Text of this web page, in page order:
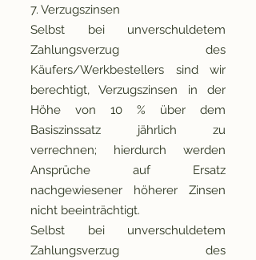
7. Verzugszinsen
Selbst bei unverschuldetem
Zahlungsverzug des
Käufers/Werkbestellers sind wir
berechtigt, Verzugszinsen in der
Höhe von 10 % über dem
Basiszinssatz jährlich zu
verrechnen; hierdurch werden
Ansprüche auf Ersatz
nachgewiesener höherer Zinsen
nicht beeinträchtigt.
Selbst bei unverschuldetem
Zahlungsverzug des